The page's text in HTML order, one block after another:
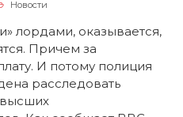
Новости
лордами, оказывается,
Причем за
И потому полиция
расследовать